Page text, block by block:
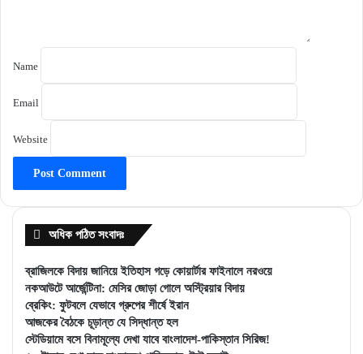
Name
Email
Website
অধিক পঠিত সংবাদঃ
ব্রাজিলকে বিদায় জানিয়ে ইতিহাস গড়ে কোয়ার্টার ফাইনালে নরওয়ে
নকআউটে আর্জেন্টিনা: মেসির জোড়া গোলে অস্ট্রিয়ার বিদায়
ব্রেকিং: ফুটবলে যেভাবে গ্রুপের শীর্ষে ইরান
আজকের বৈঠকে চূড়ান্ত যে সিদ্ধান্ত হল
স্টেডিয়ামে বসে বিনামূল্যে দেখা যাবে বাংলাদেশ-পাকিস্তান সিরিজ!